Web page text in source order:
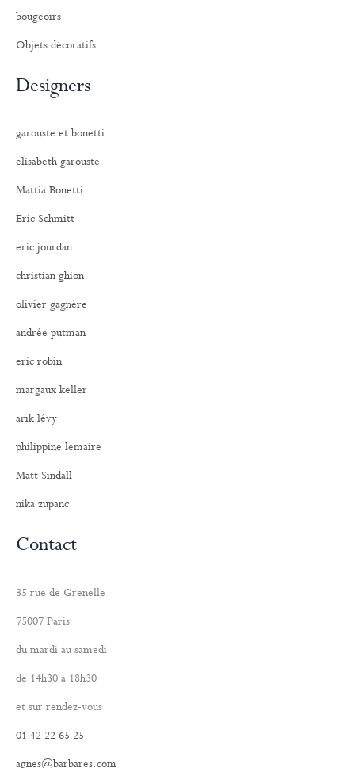
bougeoirs
Objets décoratifs
Designers
garouste et bonetti
elisabeth garouste
Mattia Bonetti
Eric Schmitt
eric jourdan
christian ghion
olivier gagnère
andrée putman
eric robin
margaux keller
arik lévy
philippine lemaire
Matt Sindall
nika zupanc
Contact
35 rue de Grenelle
75007 Paris
du mardi au samedi
de 14h30 à 18h30
et sur rendez-vous
01 42 22 65 25
agnes@barbares.com